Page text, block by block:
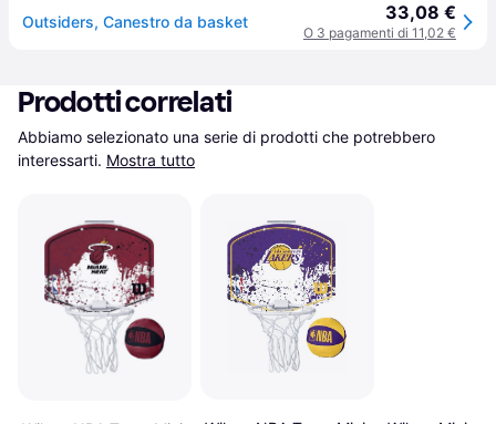
Outsiders, Canestro da basket 33,08 €
O 3 pagamenti di 11,02 €
Prodotti correlati
Abbiamo selezionato una serie di prodotti che potrebbero
interessarti. Mostra tutto